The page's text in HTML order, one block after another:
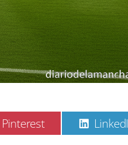
C
o
Pinterest C
o